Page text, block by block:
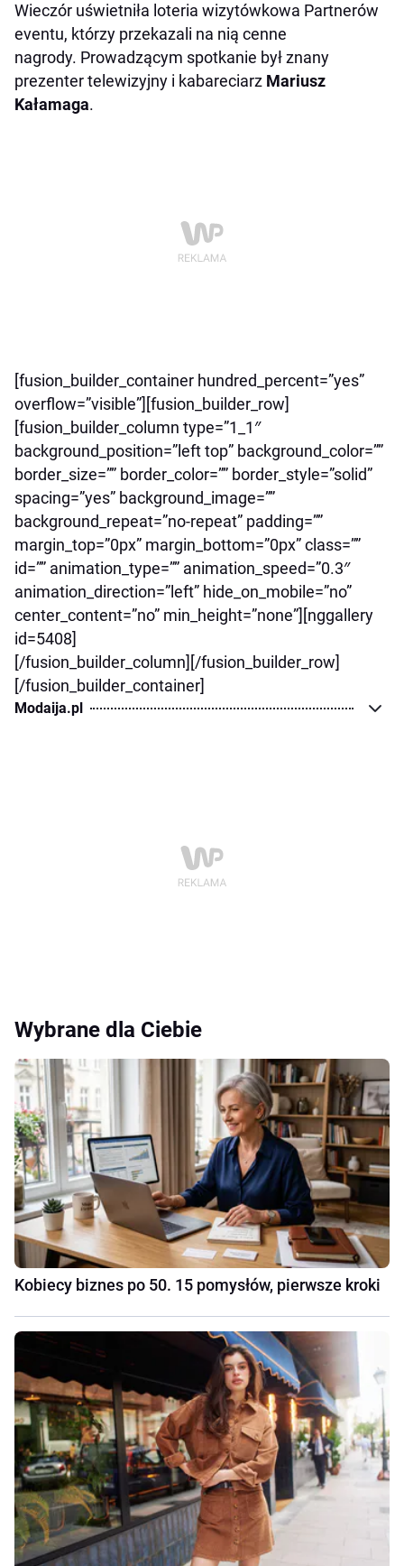
Wieczór uświetniła loteria wizytówkowa Partnerów
eventu, którzy przekazali na nią cenne
nagrody. Prowadzącym spotkanie był znany
prezenter telewizyjny i kabareciarz Mariusz
Kałamaga.
[fusion_builder_container hundred_percent=”yes”
overflow=”visible”][fusion_builder_row]
[fusion_builder_column type=”1_1″
background_position=”left top” background_color=””
border_size=”” border_color=”” border_style=”solid”
spacing=”yes” background_image=””
background_repeat=”no-repeat” padding=””
margin_top=”0px” margin_bottom=”0px” class=””
id=”” animation_type=”” animation_speed=”0.3″
animation_direction=”left” hide_on_mobile=”no”
center_content=”no” min_height=”none”][nggallery
id=5408]
[/fusion_builder_column][/fusion_builder_row]
[/fusion_builder_container]
Modaija.pl
Wybrane dla Ciebie
Kobiecy biznes po 50. 15 pomysłów, pierwsze kroki